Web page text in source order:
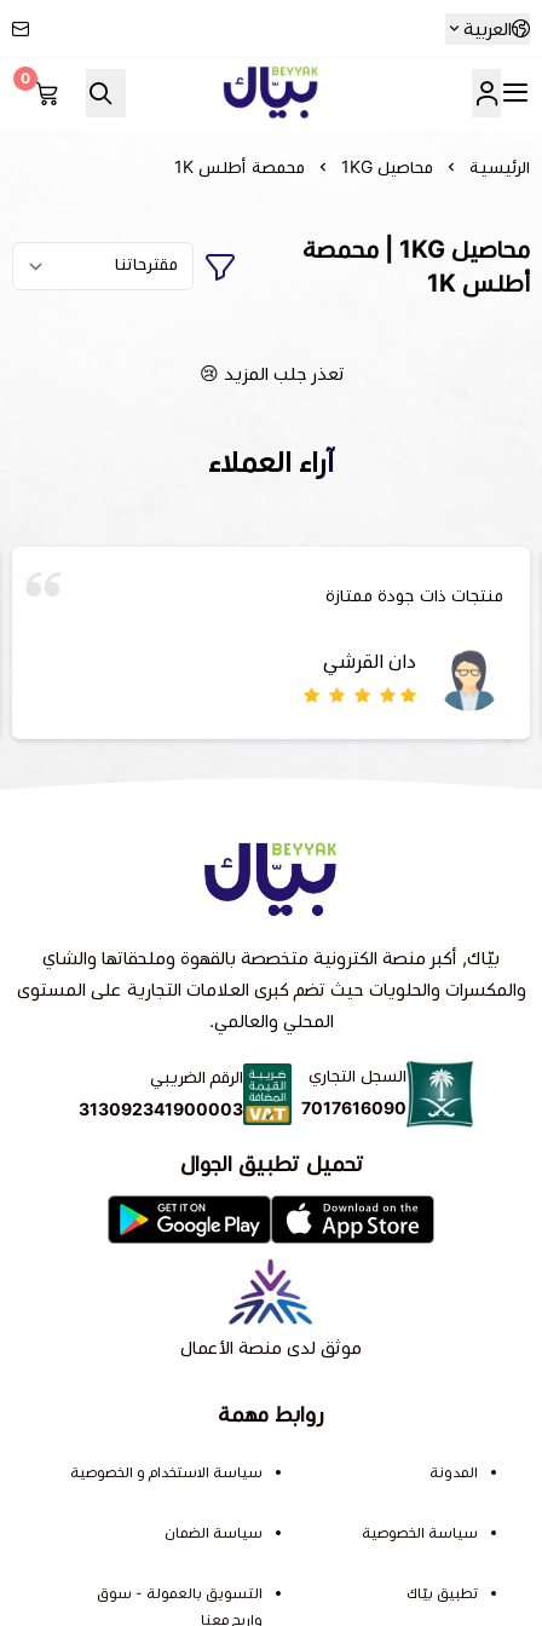
العربية
Beyyak
0
الرئيسية محاصيل 1KG محمصة أطلس 1K
محاصيل 1KG | محمصة
أطلس 1K
تعذر جلب المزيد 😢
آراء العملاء
منتجات ذات جودة ممتازة
دان القرشي
روابط مهمة
المدونة
سياسة الخصوصية
تطبيق بيّاك
سياسة الاستخدام و الخصوصية
سياسة الضمان
التسويق بالعمولة - سوق
واربح معنا
بيّاك, أكبر منصة الكترونية متخصصة بالقهوة وملحقاتها والشاي
والمكسرات والحلويات حيث تضم كبرى العلامات التجارية على المستوى
المحلي والعالمي.
السجل التجاري
7017616090
الرقم الضريبي
313092341900003
تحميل تطبيق الجوال
موثق لدى منصة الأعمال